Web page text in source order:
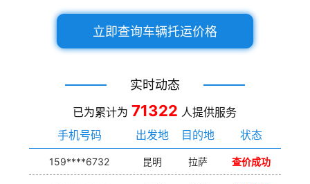
立即查询车辆托运价格
实时动态
已为累计为 71322 人提供服务
手机号码
出发地 目的地 状态
159****6732 昆明 拉萨 查价成功